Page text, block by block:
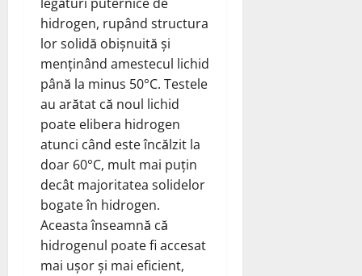
hidrogen, rupând structura
lor solidă obișnuită și
menținând amestecul lichid
până la minus 50°C. Testele
au arătat că noul lichid
poate elibera hidrogen
atunci când este încălzit la
doar 60°C, mult mai puțin
decât majoritatea solidelor
bogate în hidrogen.
Aceasta înseamnă că
hidrogenul poate fi accesat
mai ușor și mai eficient,